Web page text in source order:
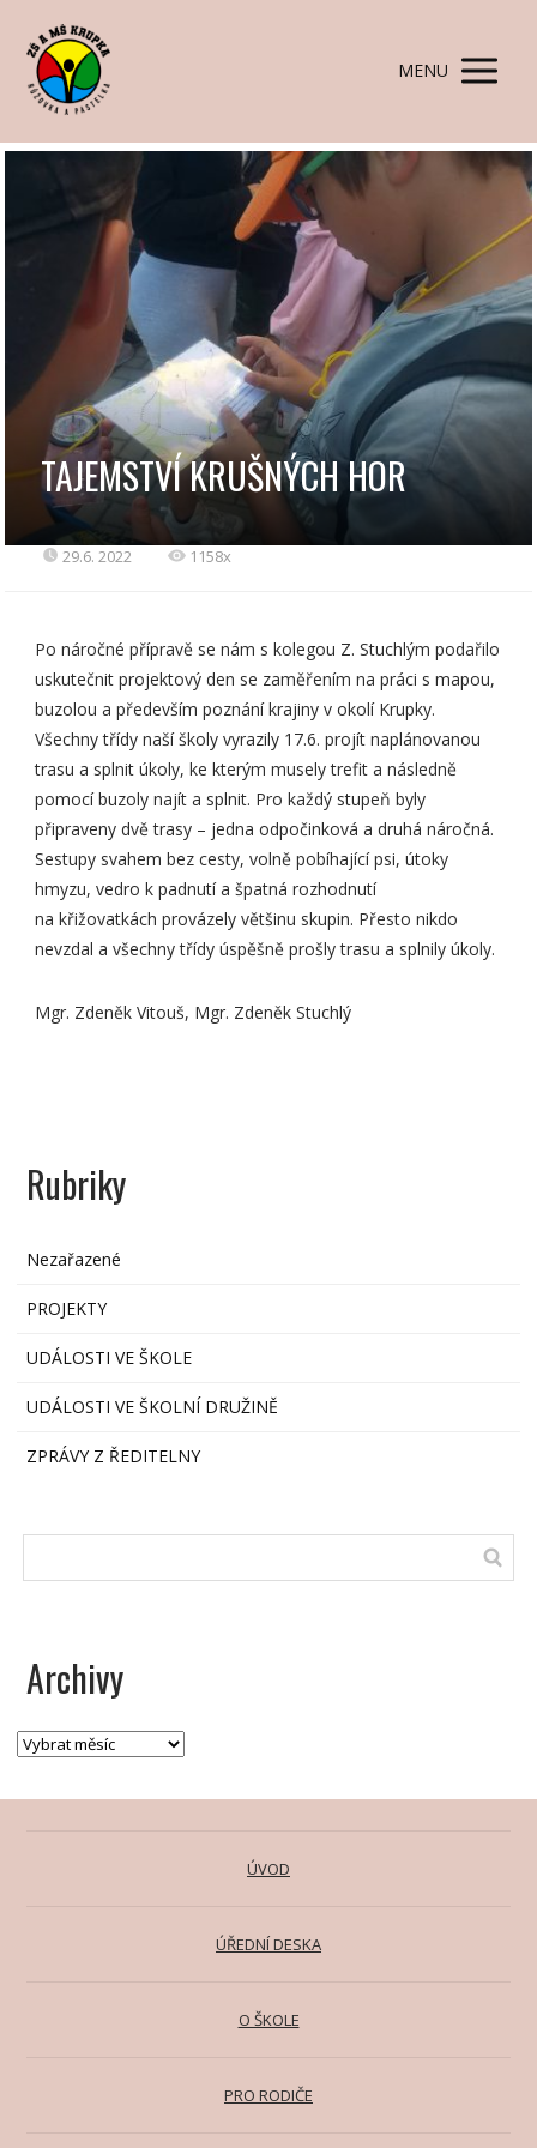
MENU
TAJEMSTVÍ KRUŠNÝCH HOR
29.6. 2022 1158x
Po náročné přípravě se nám s kolegou Z. Stuchlým podařilo
uskutečnit projektový den se zaměřením na práci s mapou,
buzolou a především poznání krajiny v okolí Krupky.
Všechny třídy naší školy vyrazily 17.6. projít naplánovanou
trasu a splnit úkoly, ke kterým musely trefit a následně
pomocí buzoly najít a splnit. Pro každý stupeň byly
připraveny dvě trasy – jedna odpočinková a druhá náročná.
Sestupy svahem bez cesty, volně pobíhající psi, útoky
hmyzu, vedro k padnutí a špatná rozhodnutí
na křižovatkách provázely většinu skupin. Přesto nikdo
nevzdal a všechny třídy úspěšně prošly trasu a splnily úkoly.
Mgr. Zdeněk Vitouš, Mgr. Zdeněk Stuchlý
Rubriky
Nezařazené
PROJEKTY
UDÁLOSTI VE ŠKOLE
UDÁLOSTI VE ŠKOLNÍ DRUŽINĚ
ZPRÁVY Z ŘEDITELNY
Archivy
ÚVOD
ÚŘEDNÍ DESKA
O ŠKOLE
PRO RODIČE